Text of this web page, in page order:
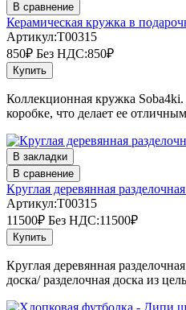
В сравнение
Керамическая кружка в
Артикул:T00315
850₽ Без НДС:850₽
Купить
Коллекционная кружка
коробке, что делает ее
В закладки
В сравнение
Круглая деревянная
Артикул:T00315
11500₽ Без НДС:11500₽
Купить
Круглая деревянная
доска/ разделочная доска из